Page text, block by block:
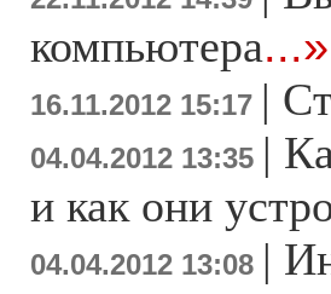
компьютера...»
16.11.2012 15:17 |
04.04.2012 13:35 |
и как они
04.04.2012 13:08 |